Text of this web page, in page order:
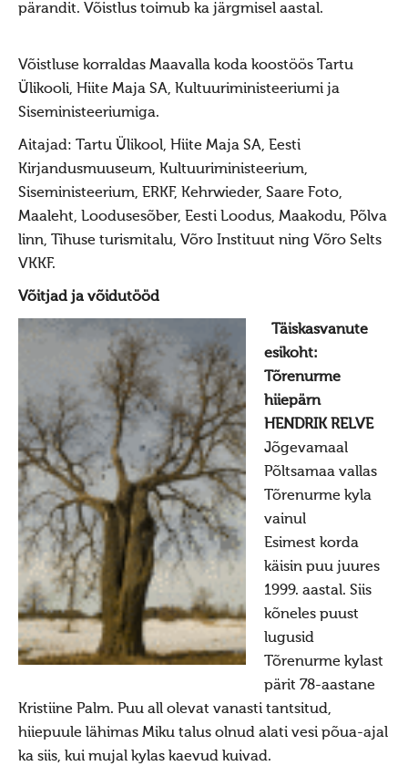
Mahlakuu
Lehekuu
Pärnakuu
Põimukuu
Sygiskuu
Kooljakuu
Jõulukuu
Liikuvad pyhad
Taarausk
Taarausust
Taarausulistest. Kaupo Deemant
Kustas Utuste elutöö peatähiseid
Taaralastest ja Kustas Utuste kirjakogust. Küllo
Arjakas
Hiis nr 2 (II pool)
Hiis nr 1
Kirjad
Hiitest
Hiitest
pärandit. Võistlus toimub ka järgmisel aastal.
Võistluse korraldas Maavalla koda koostöös Tartu
Ülikooli, Hiite Maja SA, Kultuuriministeeriumi ja
Siseministeeriumiga.
Aitajad: Tartu Ülikool, Hiite Maja SA, Eesti
Kirjandusmuuseum, Kultuuriministeerium,
Siseministeerium, ERKF, Kehrwieder, Saare Foto,
Maaleht, Loodusesõber, Eesti Loodus, Maakodu, Põlva
linn, Tihuse turismitalu, Võro Instituut ning Võro Selts
VKKF.
Võitjad ja võidutööd
Täiskasvanute
esikoht:
Tõrenurme
hiiepärn
HENDRIK RELVE
Jõgevamaal
Põltsamaa vallas
Tõrenurme kyla
vainul
Esimest korda
käisin puu juures
1999. aastal. Siis
kõneles puust
lugusid
Tõrenurme kylast
pärit 78-aastane
Kristiine Palm. Puu all olevat vanasti tantsitud,
hiiepuule lähimas Miku talus olnud alati vesi põua-ajal
ka siis, kui mujal kylas kaevud kuivad.